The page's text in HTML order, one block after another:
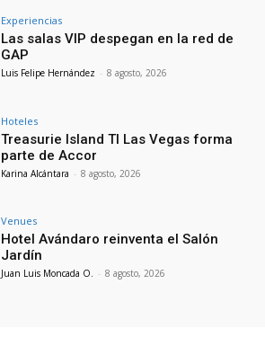
Experiencias
Las salas VIP despegan en la red de
GAP
Luis Felipe Hernández - 8 agosto, 2026
Hoteles
Treasurie Island TI Las Vegas forma
parte de Accor
Karina Alcántara - 8 agosto, 2026
Venues
Hotel Avándaro reinventa el Salón
Jardín
Juan Luis Moncada O. - 8 agosto, 2026